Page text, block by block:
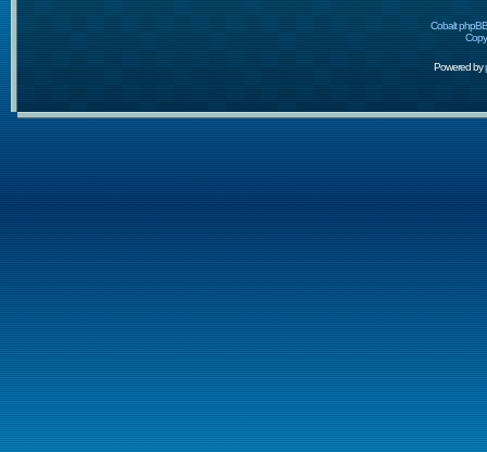
Cobalt
Powered by